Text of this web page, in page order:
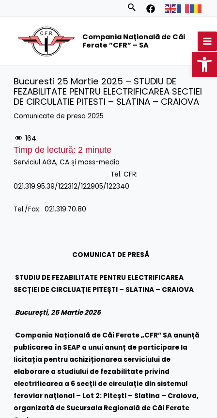
Search
Compania Națională de Căi
Ferate ”CFR” – SA
Bucuresti 25 Martie 2025 – STUDIU DE
FEZABILITATE PENTRU ELECTRIFICAREA SECTIEI
DE CIRCULATIE PITESTI – SLATINA – CRAIOVA
Comunicate de presa 2025
164
Timp de lectură: 2 minute
Serviciul AGA, CA și mass-media
Tel. CFR:
021.319.95.39/122312/122905/122340
Tel./Fax: 021.319.70.80
COMUNICAT DE PRESĂ
STUDIU DE FEZABILITATE PENTRU ELECTRIFICAREA
SECȚIEI DE CIRCLUAȚIE PITEȘTI – SLATINA – CRAIOVA
București, 25 Martie 2025
Compania Națională de Căi Ferate „CFR” SA anunță
publicarea în SEAP a unui anunț de participare la
licitația pentru achiziționarea serviciului de
elaborare a studiului de fezabilitate privind
electrificarea a 6 secții de circulație din sistemul
feroviar național – Lot 2: Pitești – Slatina – Craiova,
organizată de Sucursala Regională de Căi Ferate